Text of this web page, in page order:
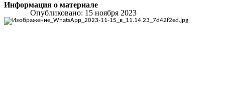
Информация о материале
Опубликовано: 15 ноября 2023